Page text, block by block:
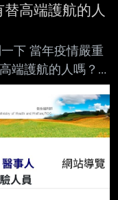
高端護航的人
下 當年疫情嚴重
端護航的人嗎？
？ o_o; -- 拍攝心
醫檢師的朋友
1ZX08GpY
新聞片
想找游泳教練
醫事查詢系統